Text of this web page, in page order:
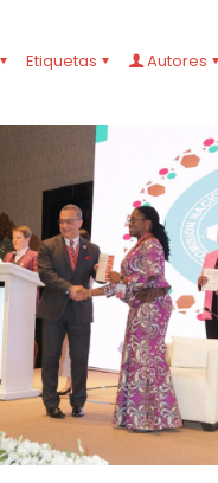
Etiquetas Autores